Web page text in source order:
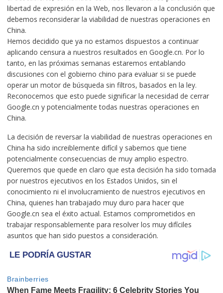
libertad de expresión en la Web, nos llevaron a la conclusión que
debemos reconsiderar la viabilidad de nuestras operaciones en
China.
Hemos decidido que ya no estamos dispuestos a continuar
aplicando censura a nuestros resultados en Google.cn. Por lo
tanto, en las próximas semanas estaremos entablando
discusiones con el gobierno chino para evaluar si se puede
operar un motor de búsqueda sin filtros, basados en la ley.
Reconocemos que esto puede significar la necesidad de cerrar
Google.cn y potencialmente todas nuestras operaciones en
China.
La decisión de reversar la viabilidad de nuestras operaciones en
China ha sido increiblemente difícil y sabemos que tiene
potencialmente consecuencias de muy amplio espectro.
Queremos que quede en claro que esta decisión ha sido tomada
por nuestros ejecutivos en los Estados Unidos, sin el
conocimiento ni el involucramiento de nuestros ejecutivos en
China, quienes han trabajado muy duro para hacer que
Google.cn sea el éxito actual. Estamos comprometidos en
trabajar responsablemente para resolver los muy difíciles
asuntos que han sido puestos a consideración.